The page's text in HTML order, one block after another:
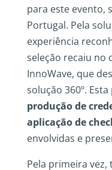
para este evento,
Portugal. Pela
experiência
seleção recaiu no
InnoWave, que
solução 360º.
produção de
aplicação de
envolvidas e
Pela primeira